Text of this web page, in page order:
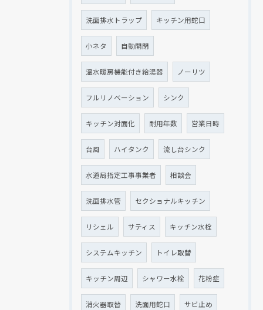
洗面排水トラップ キッチン用蛇口
小ネタ 自動開閉
温水暖房機能付き給湯器 ノーリツ
フルリノベーション シンク
キッチン対面化 耐用年数 営業日時
台風 ハイタンク 流し台シンク
水道局指定工事事業者 相談会
洗面排水管 セクショナルキッチン
リシェル サティス キッチン水栓
システムキッチン トイレ取替
キッチン周辺 シャワー水栓 花粉症
消火器取替 洗面用蛇口 サビ止め